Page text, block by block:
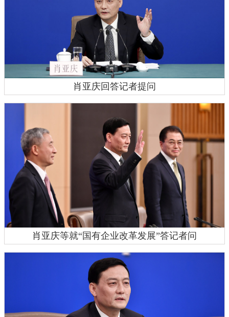
肖亚庆回答记者提问
肖亚庆等就“国有企业改革发展”答记者问